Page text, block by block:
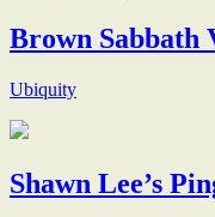
Brown Sabbath
Ubiquity
Shawn Lee’s